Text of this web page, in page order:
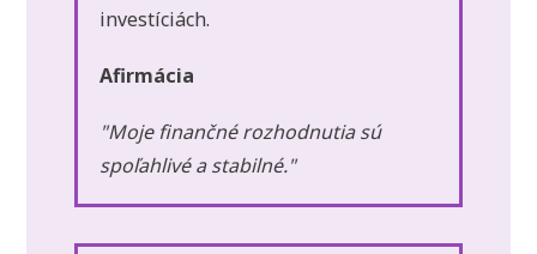
investíciách.
Afirmácia
"Moje finančné rozhodnutia sú
spoľahlivé a stabilné."